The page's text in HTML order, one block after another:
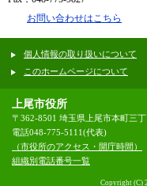
お問い合わせはこちら
個人情報の取り扱いについて
このホームページについて
上尾市役所
〒362-8501 埼玉県上尾市本町三
電話048-775-5111(代表)
（市役所のアクセス・開庁時間）
組織別電話番号一覧
Copyright (C)